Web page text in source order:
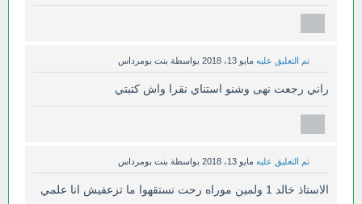
تم التعليق عليه مايو 13، 2018 بواسطة بنت بومرداس
راني رجعت نهى وشنو استناي نقرا واش كتبتي
تم التعليق عليه مايو 13، 2018 بواسطة بنت بومرداس
الاستاذ خالد 1 ولمين موراه رحت نستقهوا ما تزعفيش انا علمي